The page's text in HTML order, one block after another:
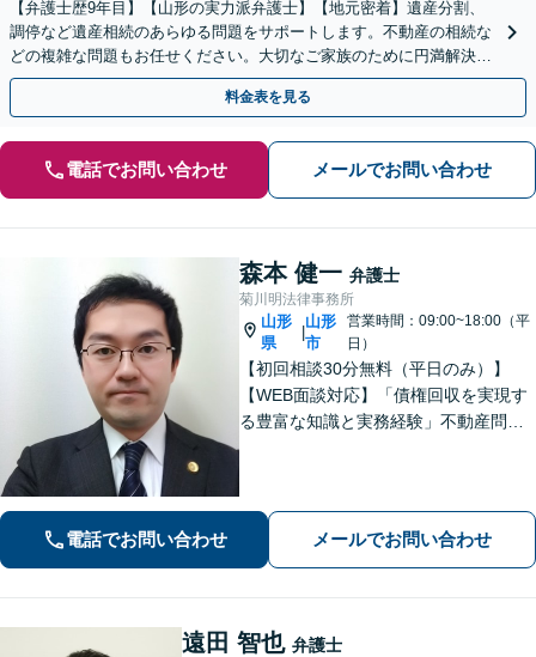
【弁護士歴9年目】【山形の実力派弁護士】【地元密着】遺産分割、
調停など遺産相続のあらゆる問題をサポートします。不動産の相続な
どの複雑な問題もお任せください。大切なご家族のために円満解決を
目指します】
料金表を見る
電話でお問い合わせ メールでお問い合わせ
森本 健一 弁護士
菊川明法律事務所
山形
県
|
山形
市
営業時間：09:00~18:00（平
日）
【初回相談30分無料（平日のみ）】
【WEB面談対応】「債権回収を実現す
る豊富な知識と実務経験」不動産問
【休日・夜間相談可】
電話でお問い合わせ メールでお問い合わせ
遠田 智也 弁護士